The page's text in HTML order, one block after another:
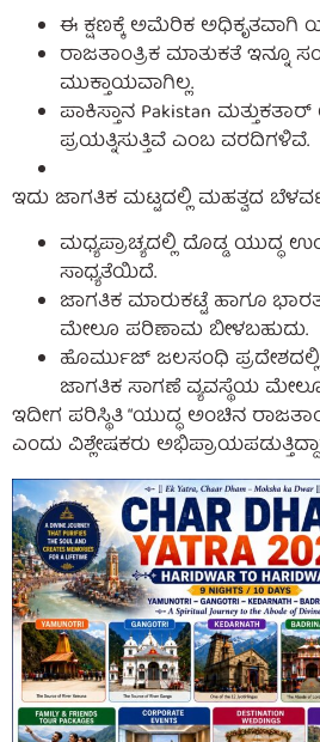
ಈ ಕ್ಷಣಕ್ಕೆ ಅಮೆರಿಕ ಅಧಿಕೃತವಾಗಿ
ರಾಜತಾಂತ್ರಿಕ ಮಾತುಕತೆ ಇನ್ನೂ
ಮುಕ್ತಾಯವಾಗಿಲ್ಲ.
ಪಾಕಿಸ್ತಾನ Pakistan
ಪ್ರಯತ್ನಿಸುತ್ತಿವೆ ಎಂಬ ವರದಿಗಳಿವೆ.
ಇದು ಜಾಗತಿಕ ಮಟ್ಟದಲ್ಲಿ ಮಹತ್ವದ
ಮಧ್ಯಪ್ರಾಚ್ಯದಲ್ಲಿ ದೊಡ್ಡ ಯುದ್ಧ
ಸಾಧ್ಯತೆಯಿದೆ.
ಜಾಗತಿಕ ಮಾರುಕಟ್ಟೆ ಹಾಗೂ
ಮೇಲೂ ಪರಿಣಾಮ ಬೀಳಬಹುದು.
ಹೊರ್ಮುಜ್ ಜಲಸಂಧಿ ಪ್ರದೇಶದಲ್ಲಿ
ಜಾಗತಿಕ ಸಾಗಣೆ ವ್ಯವಸ್ಥೆಯ
ಇದೀಗ ಪರಿಸ್ಥಿತಿ “ಯುದ್ಧ ಅಂಚಿನ
ಎಂದು ವಿಶ್ಲೇಷಕರು